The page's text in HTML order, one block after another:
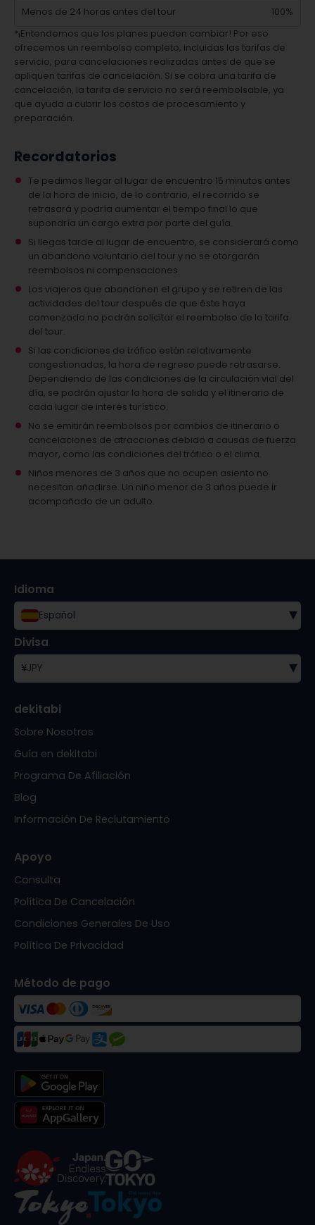
Menos de 24 horas antes del tour
100%
*¡Entendemos que los planes pueden cambiar! Por eso
ofrecemos un reembolso completo, incluidas las tarifas de
servicio, para cancelaciones realizadas antes de que se
apliquen tarifas de cancelación. Si se cobra una tarifa de
cancelación, la tarifa de servicio no será reembolsable, ya
que ayuda a cubrir los costos de procesamiento y
preparación.
Recordatorios
Te pedimos llegar al lugar de encuentro 15 minutos antes
de la hora de inicio, de lo contrario, el recorrido se
retrasará y podría aumentar el tiempo final lo que
supondría un cargo extra por parte del guía.
Si llegas tarde al lugar de encuentro, se considerará como
un abandono voluntario del tour y no se otorgarán
reembolsos ni compensaciones.
Los viajeros que abandonen el grupo y se retiren de las
actividades del tour después de que éste haya
comenzado no podrán solicitar el reembolso de la tarifa
del tour.
Si las condiciones de tráfico están relativamente
congestionadas, la hora de regreso puede retrasarse.
Dependiendo de las condiciones de la circulación vial del
día, se podrán ajustar la hora de salida y el itinerario de
cada lugar de interés turístico.
No se emitirán reembolsos por cambios de itinerario o
cancelaciones de atracciones debido a causas de fuerza
mayor, como las condiciones del tráfico o el clima.
Niños menores de 3 años que no ocupen asiento no
necesitan añadirse. Un niño menor de 3 años puede ir
acompañado de un adulto.
Idioma
Español ▾
Divisa
¥JPY ▾
dekitabi
Sobre Nosotros
Guía en dekitabi
Programa De Afiliación
Blog
Información De Reclutamiento
Apoyo
Consulta
Política De Cancelación
Condiciones Generales De Uso
Política De Privacidad
Método de pago